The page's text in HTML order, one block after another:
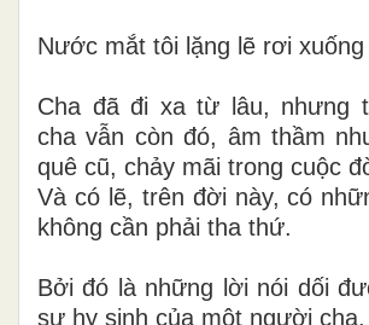
Nước mắt tôi lặng lẽ rơi
Cha đã đi xa từ lâu, nhưng
cha vẫn còn đó, âm thầm
quê cũ, chảy mãi trong cuộc
Và có lẽ, trên đời này, có
không cần phải tha thứ.
Bởi đó là những lời nói dối
sự hy sinh của một người cha.